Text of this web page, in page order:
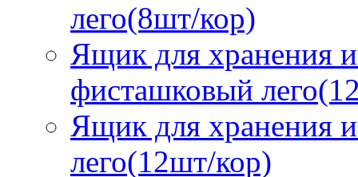
лего(8шт/кор)
Ящик для хранения
фисташковый
Ящик для хранения
лего(12шт/кор)